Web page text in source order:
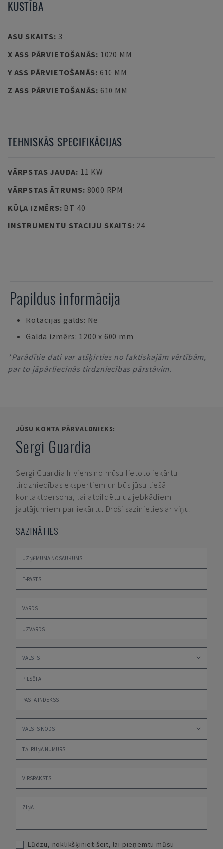
KUSTĪBA
ASU SKAITS: 3
X ASS PĀRVIETOŠANĀS: 1020 MM
Y ASS PĀRVIETOŠANĀS: 610 MM
Z ASS PĀRVIETOŠANĀS: 610 MM
TEHNISKĀS SPECIFIKĀCIJAS
VĀRPSTAS JAUDA: 11 KW
VĀRPSTAS ĀTRUMS: 8000 RPM
KŪĻA IZMĒRS: BT 40
INSTRUMENTU STACIJU SKAITS: 24
Papildus informācija
Rotācijas galds: Nē
Galda izmērs: 1200 x 600 mm
*Parādītie dati var atšķirties no faktiskajām vērtībām,
par to jāpārliecinās tirdzniecības pārstāvim.
JŪSU KONTA PĀRVALDNIEKS:
Sergi Guardia
Sergi Guardia Ir viens no mūsu lietoto iekārtu
tirdzniecības ekspertiem un būs jūsu tiešā
kontaktpersona, lai atbildētu uz jebkādiem
jautājumiem par iekārtu. Droši sazinieties ar viņu.
SAZINĀTIES
Lūdzu, noklikšķiniet šeit, lai pieņemtu mūsu